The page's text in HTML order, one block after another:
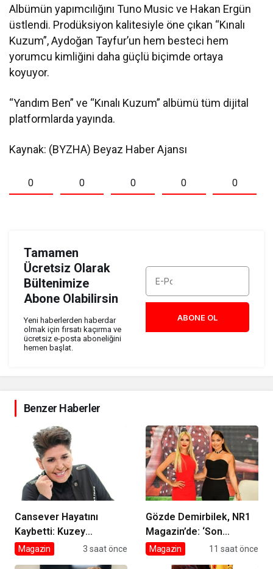
Albümün yapımcılığını Tuno Music ve Hakan Ergün
üstlendi. Prodüksiyon kalitesiyle öne çıkan “Kınalı
Kuzum”, Aydoğan Tayfur’un hem besteci hem
yorumcu kimliğini daha güçlü biçimde ortaya
koyuyor.
“Yandım Ben” ve “Kınalı Kuzum” albümü tüm dijital
platformlarda yayında.
Kaynak: (BYZHA) Beyaz Haber Ajansı
0 0 0 0 0
Tamamen
Ücretsiz Olarak
Bültenimize
Abone Olabilirsin
Yeni haberlerden haberdar
olmak için fırsatı kaçırma ve
ücretsiz e-posta aboneliğini
hemen başlat.
ABONE OL
Benzer Haberler
Cansever Hayatını
Kaybetti: Kuzey
Makedonya’da Toprağa
Magazin 3 saat önce
Gözde Demirbilek, NR1
Magazin’de: ‘Son
assolist olarak var
Magazin 11 saat önce